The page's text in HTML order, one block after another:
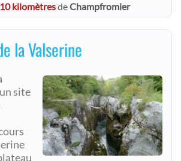
kilomètresdeChampfromier
la Valserine
site